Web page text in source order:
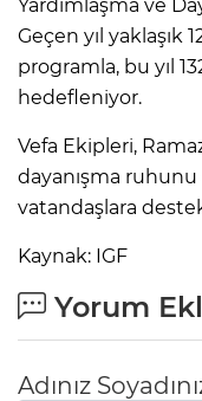
Yardımlaşma ve
Geçen yıl yaklaşık
programla, bu yıl
hedefleniyor.
Vefa Ekipleri,
dayanışma ruhunu
vatandaşlara
Kaynak: IGF
Yorum
Adınız